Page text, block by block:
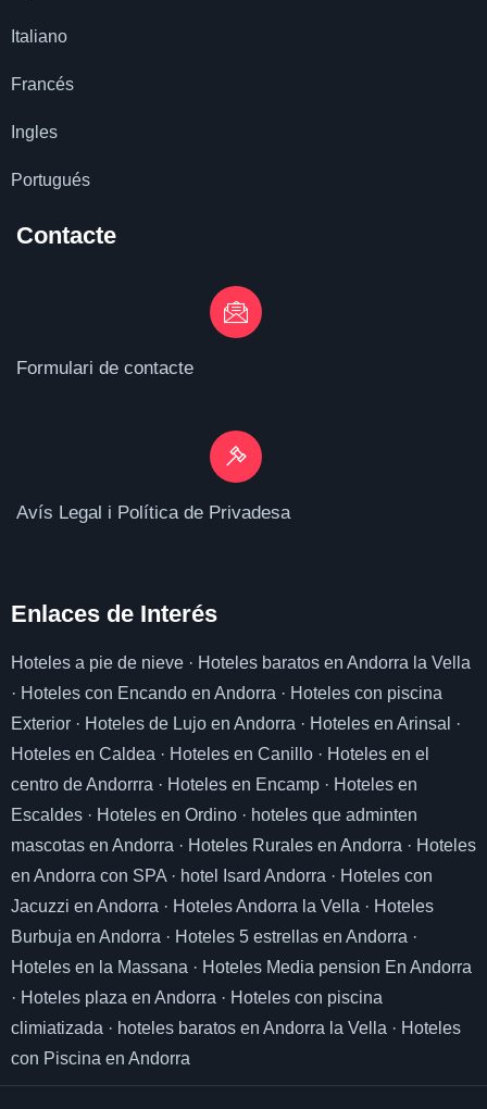
Italiano
Francés
Ingles
Portugués
Contacte
Formulari de contacte
Avís Legal i Política de Privadesa
Enlaces de Interés
Hoteles a pie de nieve · Hoteles baratos en Andorra la Vella
· Hoteles con Encando en Andorra · Hoteles con piscina
Exterior · Hoteles de Lujo en Andorra · Hoteles en Arinsal ·
Hoteles en Caldea · Hoteles en Canillo · Hoteles en el
centro de Andorrra · Hoteles en Encamp · Hoteles en
Escaldes · Hoteles en Ordino · hoteles que adminten
mascotas en Andorra · Hoteles Rurales en Andorra · Hoteles
en Andorra con SPA· hotel Isard Andorra · Hoteles con
Jacuzzi en Andorra · Hoteles Andorra la Vella · Hoteles
Burbuja en Andorra · Hoteles 5 estrellas en Andorra ·
Hoteles en la Massana · Hoteles Media pension En Andorra
· Hoteles plaza en Andorra · Hoteles con piscina
climiatizada · hoteles baratos en Andorra la Vella · Hoteles
con Piscina en Andorra